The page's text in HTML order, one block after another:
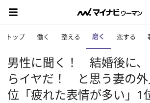
トップ 働く 整える 磨く 恋する
男性に聞く！ 結婚後に、
らイヤだ！ と思う妻の
位「疲れた表情が多い」1